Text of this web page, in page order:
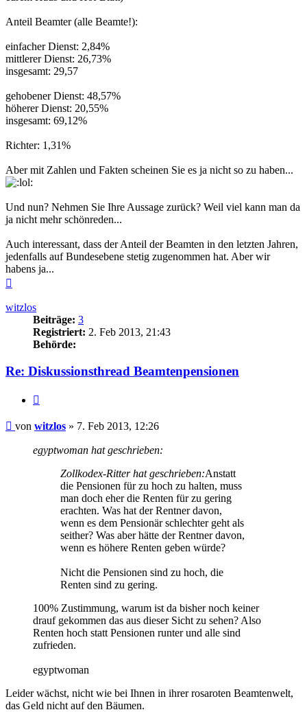
Anteil Beamter (alle Beamte!):
einfacher Dienst: 2,84%
mittlerer Dienst: 26,73%
insgesamt: 29,57
gehobener Dienst: 48,57%
höherer Dienst: 20,55%
insgesamt: 69,12%
Richter: 1,31%
Aber mit Zahlen und Fakten scheinen Sie es ja nicht so zu haben...
Und nun? Nehmen Sie Ihre Aussage zurück? Weil viel kann man da
ja nicht mehr schönreden...
Auch interessant, dass der Anteil der Beamten in den letzten Jahren,
jedenfalls auf Bundesebene stetig zugenommen hat. Aber wir
habens ja...
witzlos
Beiträge: 3
Registriert: 2. Feb 2013, 21:43
Behörde:
Re: Diskussionsthread Beamtenpensionen
Beitrag
von witzlos » 7. Feb 2013, 12:26
egyptwoman hat geschrieben:
Zollkodex-Ritter hat geschrieben:Anstatt
die Pensionen für zu hoch zu halten, muss
man doch eher die Renten für zu gering
erachten. Was hat der Rentner davon,
wenn es dem Pensionär schlechter geht als
seither? Was aber hätte der Rentner davon,
wenn es höhere Renten geben würde?
Nicht die Pensionen sind zu hoch, die
Renten sind zu gering.
100% Zustimmung, warum ist da bisher noch keiner
drauf gekommen das aus dieser Sicht zu sehen? Also
Renten hoch statt Pensionen runter und alle sind
zufrieden.
egyptwoman
Leider wächst, nicht wie bei Ihnen in ihrer rosaroten Beamtenwelt,
das Geld nicht auf den Bäumen.